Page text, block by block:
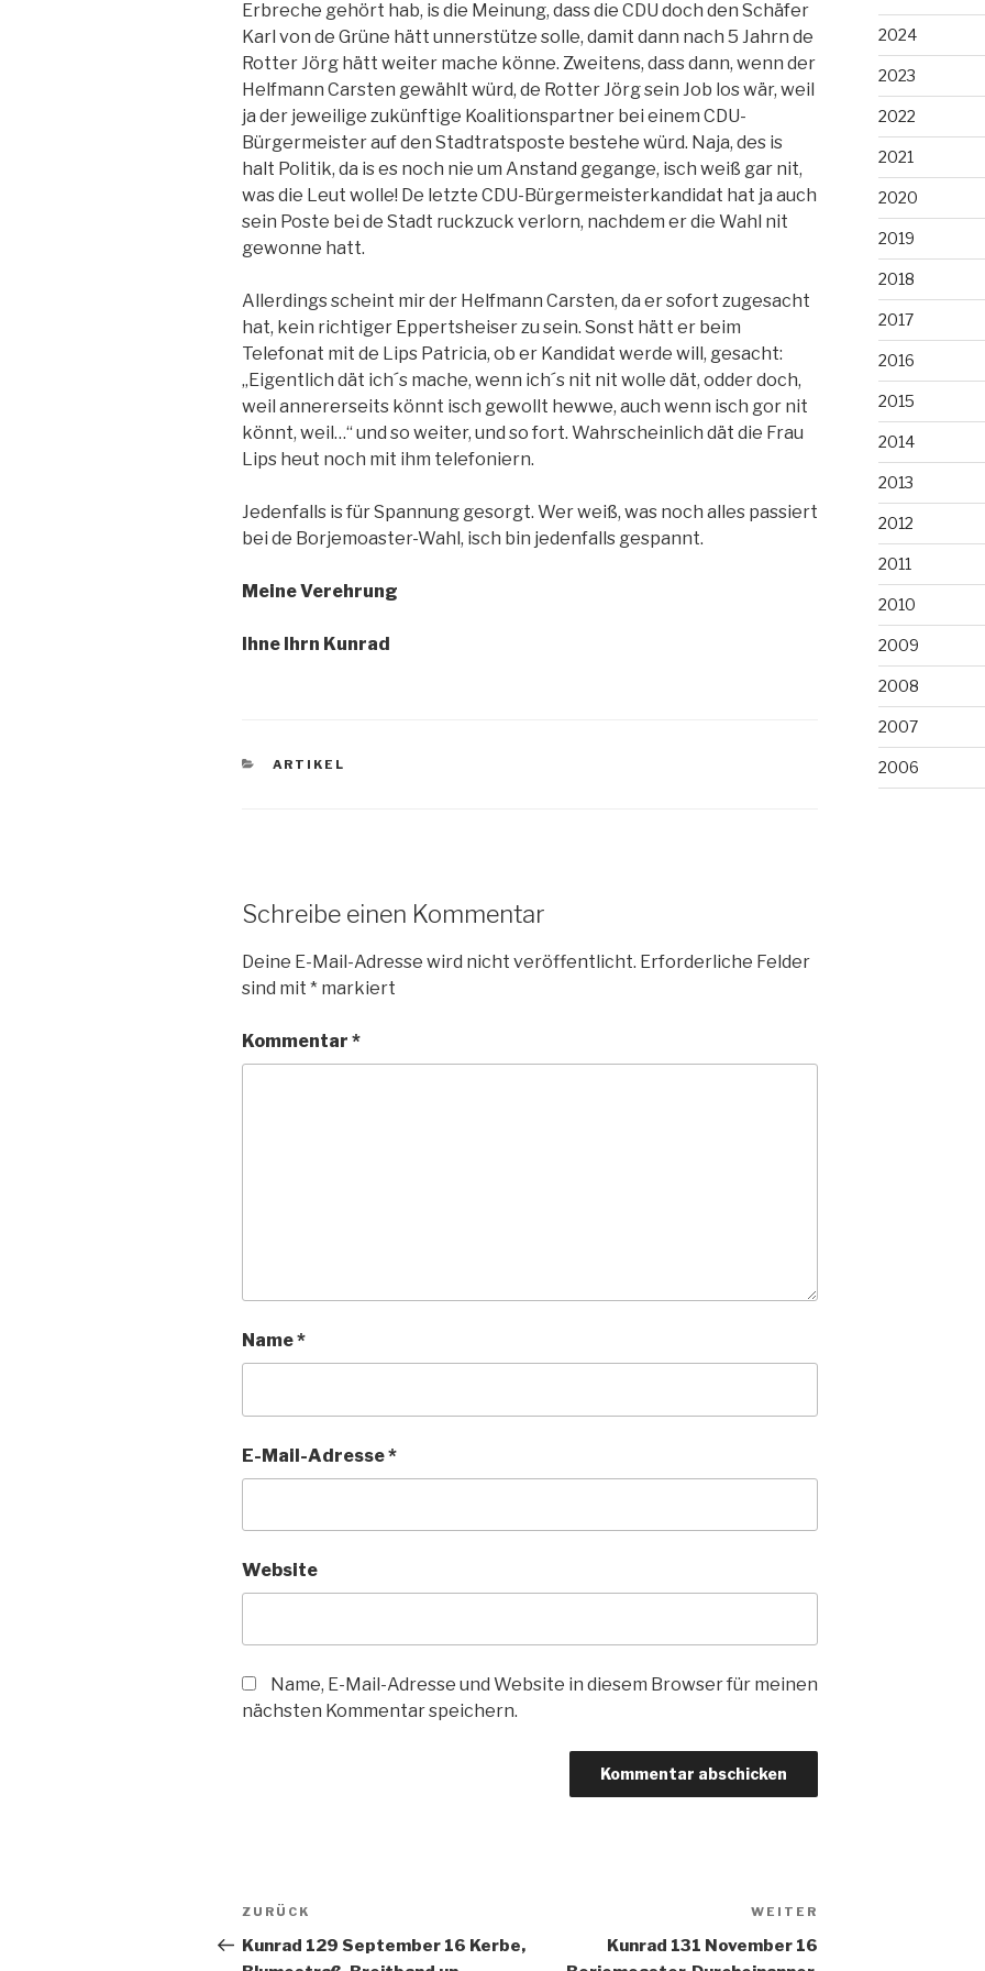
Erbreche gehört hab, is die Meinung, dass die CDU doch den Schäfer
Karl von de Grüne hätt unnerstütze solle, damit dann nach 5 Jahrn de
Rotter Jörg hätt weiter mache könne. Zweitens, dass dann, wenn der
Helfmann Carsten gewählt würd, de Rotter Jörg sein Job los wär, weil
ja der jeweilige zukünftige Koalitionspartner bei einem CDU-
Bürgermeister auf den Stadtratsposte bestehe würd. Naja, des is
halt Politik, da is es noch nie um Anstand gegange, isch weiß gar nit,
was die Leut wolle! De letzte CDU-Bürgermeisterkandidat hat ja auch
sein Poste bei de Stadt ruckzuck verlorn, nachdem er die Wahl nit
gewonne hatt.
Allerdings scheint mir der Helfmann Carsten, da er sofort zugesacht
hat, kein richtiger Eppertsheiser zu sein. Sonst hätt er beim
Telefonat mit de Lips Patricia, ob er Kandidat werde will, gesacht:
„Eigentlich dät ich´s mache, wenn ich´s nit nit wolle dät, odder doch,
weil annererseits könnt isch gewollt hewwe, auch wenn isch gor nit
könnt, weil…“ und so weiter, und so fort. Wahrscheinlich dät die Frau
Lips heut noch mit ihm telefoniern.
Jedenfalls is für Spannung gesorgt. Wer weiß, was noch alles passiert
bei de Borjemoaster-Wahl, isch bin jedenfalls gespannt.
Meine Verehrung
Ihne Ihrn Kunrad
KATEGORIEN
ARTIKEL
Schreibe einen Kommentar
Deine E-Mail-Adresse wird nicht veröffentlicht. Erforderliche Felder
sind mit * markiert
Kommentar *
Name*
E-Mail-Adresse*
Website
Name, E-Mail-Adresse und Website in diesem Browser für meinen
nächsten Kommentar speichern.
Beitragsnavigation
Vorheriger
Beitrag
ZURÜCK
Kunrad 129 September 16 Kerbe,
WEITER
Kunrad 131 November 16
2024
2023
2022
2021
2020
2019
2018
2017
2016
2015
2014
2013
2012
2011
2010
2009
2008
2007
2006